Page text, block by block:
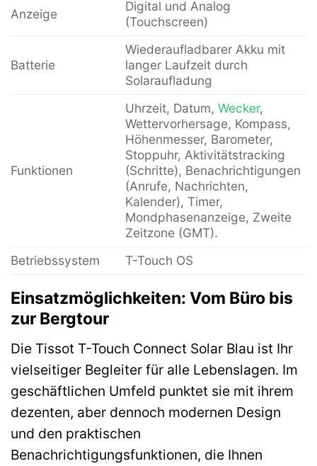
Anzeige
Digital und Analog
(Touchscreen)
Batterie
Wiederaufladbarer Akku mit
langer Laufzeit durch
Solaraufladung
Funktionen
Uhrzeit, Datum, Wecker,
Wettervorhersage, Kompass,
Höhenmesser, Barometer,
Stoppuhr, Aktivitätstracking
(Schritte), Benachrichtigungen
(Anrufe, Nachrichten,
Kalender), Timer,
Mondphasenanzeige, Zweite
Zeitzone (GMT).
Betriebssystem
T-Touch OS
Einsatzmöglichkeiten: Vom Büro bis
zur Bergtour
Die Tissot T-Touch Connect Solar Blau ist Ihr
vielseitiger Begleiter für alle Lebenslagen. Im
geschäftlichen Umfeld punktet sie mit ihrem
dezenten, aber dennoch modernen Design
und den praktischen
Benachrichtigungsfunktionen, die Ihnen